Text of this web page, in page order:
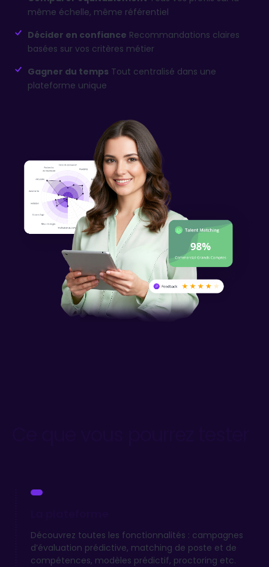
même échelle, même référentiel
Décider en confiance Recommandations claires
basées sur vos critères métier
Gagner du temps Tout centralisé dans une
plateforme unique
Découvrez toutes les fonctionnalités : campagnes
d’évaluation prédictive, matching de poste et de
compétences, modèles prédictif, proctoring etc.